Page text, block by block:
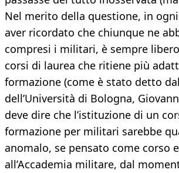
Nel merito della questione, in
aver ricordato che chiunque ne
compresi i militari, è sempre
corsi di laurea che ritiene più
formazione (come è stato detto
dell’Università di Bologna,
deve dire che l’istituzione di un
formazione per militari sarebbe
anomalo, se pensato come corso
all’Accademia militare, dal